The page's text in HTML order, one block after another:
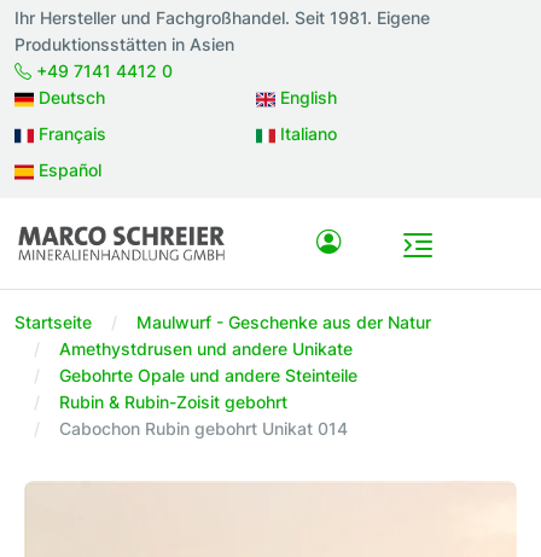
Ihr Hersteller und Fachgroßhandel. Seit 1981. Eigene
Produktionsstätten in Asien
+49 7141 4412 0
Deutsch
English
Français
Italiano
Español
Startseite
Maulwurf - Geschenke aus der Natur
Amethystdrusen und andere Unikate
Gebohrte Opale und andere Steinteile
Rubin & Rubin-Zoisit gebohrt
Cabochon Rubin gebohrt Unikat 014